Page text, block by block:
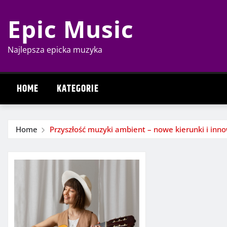
content
Epic Music
Najlepsza epicka muzyka
HOME KATEGORIE
Home Przyszłość muzyki ambient – nowe kierunki i